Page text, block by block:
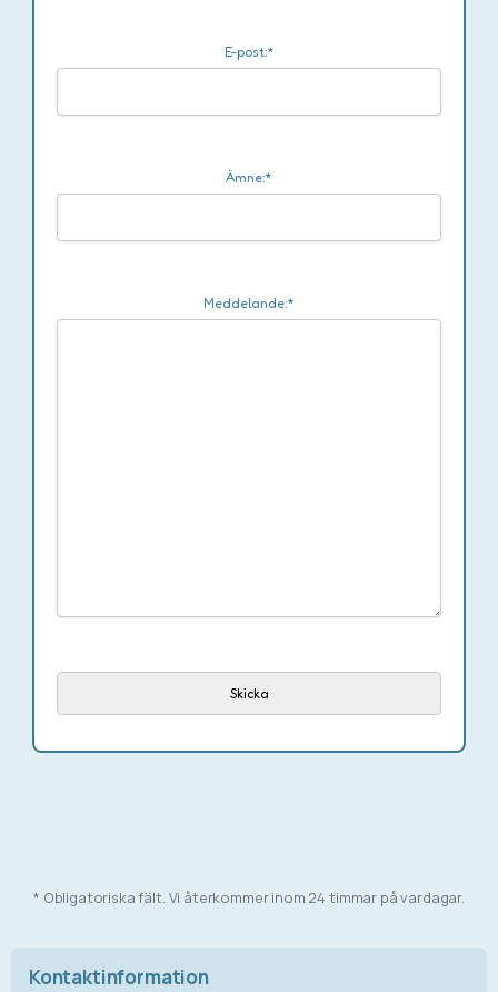
E-post:*
Ämne:*
Meddelande:*
* Obligatoriska fält. Vi återkommer inom 24 timmar på vardagar.
Kontaktinformation